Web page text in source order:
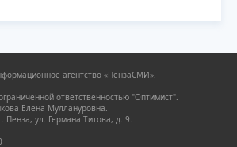
агентство «ПензаСМИ».
ответственностью "Оптимист".
Елена Муллануровна.
Пенза, ул. Германа Титова, д. 9.